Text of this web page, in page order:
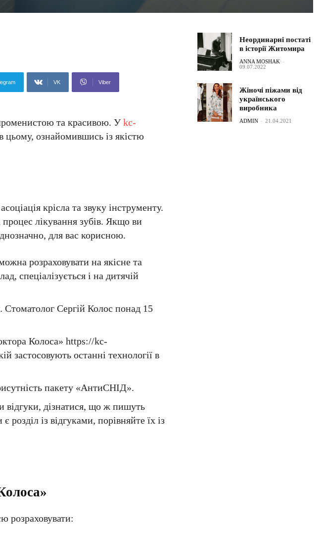
VK Viber
та красивою. У kc-
ознайомившись із якістю
крісла та звуку інструменту.
лікування зубів. Якщо ви
для вас корисною.
розраховувати на якісне та
спеціалізується і на дитячій
Стоматолог Сергій Колос понад 15
Колоса» https://kc-
застосовують останні технології в
пакету «АнтиСНІД».
відгуки, дізнатися, що ж пишуть
із відгуками, порівняйте їх із
розраховувати:
Неординарні постаті
в історії Житомира
ANNA MOSHAK -
09.07.2022
Жіночі піжами від
українського
виробника
ADMIN - 21.04.2021